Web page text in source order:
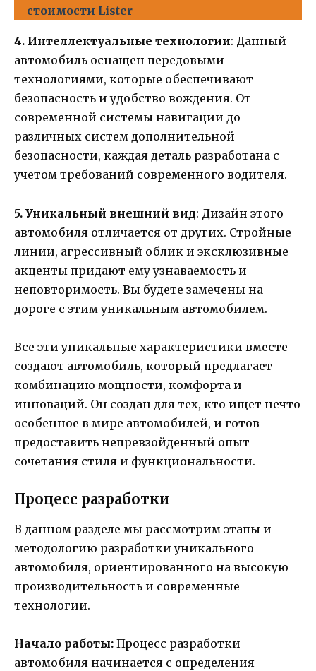
стоимости Lister
4. Интеллектуальные технологии: Данный
автомобиль оснащен передовыми
технологиями, которые обеспечивают
безопасность и удобство вождения. От
современной системы навигации до
различных систем дополнительной
безопасности, каждая деталь разработана с
учетом требований современного водителя.
5. Уникальный внешний вид: Дизайн этого
автомобиля отличается от других. Стройные
линии, агрессивный облик и эксклюзивные
акценты придают ему узнаваемость и
неповторимость. Вы будете замечены на
дороге с этим уникальным автомобилем.
Все эти уникальные характеристики вместе
создают автомобиль, который предлагает
комбинацию мощности, комфорта и
инноваций. Он создан для тех, кто ищет нечто
особенное в мире автомобилей, и готов
предоставить непревзойденный опыт
сочетания стиля и функциональности.
Процесс разработки
В данном разделе мы рассмотрим этапы и
методологию разработки уникального
автомобиля, ориентированного на высокую
производительность и современные
технологии.
Начало работы: Процесс разработки
автомобиля начинается с определения